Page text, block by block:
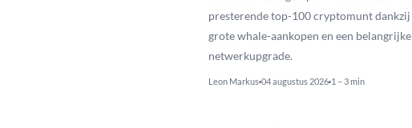
presterende top-100 cryptomunt dankzij
grote whale-aankopen en een belangrijke
netwerkupgrade.
Leon Markus 04 augustus 2026 1 – 3 min